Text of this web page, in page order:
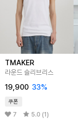
TMAKER
라운드 슬리브리스
19,900 33%
쿠폰
7 5.0 (1)